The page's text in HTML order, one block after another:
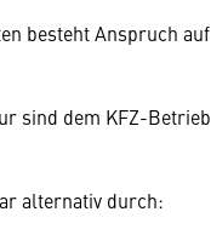
besteht Anspruch auf
sind dem KFZ-Betrieb
alternativ durch: